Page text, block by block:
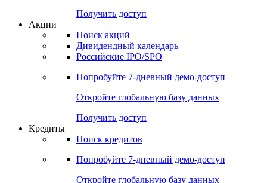
Получить доступ
Акции
Поиск акций
Дивидендный календарь
Российские IPO/SPO
Попробуйте 7-дневный демо-доступ
Откройте глобальную базу данных
Получить доступ
Кредиты
Поиск кредитов
Попробуйте 7-дневный демо-доступ
Откройте глобальную базу данных